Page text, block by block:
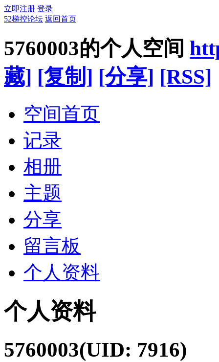
立即注册 登录
52梯控论坛 返回首页
5760003的个人空间
藏] [复制] [分享] [RSS]
空间首页
记录
相册
主题
分享
留言板
个人资料
个人资料
5760003(UID: 7916)